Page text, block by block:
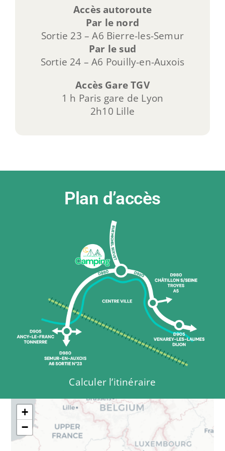
Accès autoroute
Par le nord
Sortie 23 – A6 Bierre-les-Semur
Par le sud
Sortie 24 – A6 Pouilly-en-Auxois
Accès Gare TGV
1 h Paris gare de Lyon
2h10 Lille
Plan d’accès
Calculer l’itinéraire
+
−